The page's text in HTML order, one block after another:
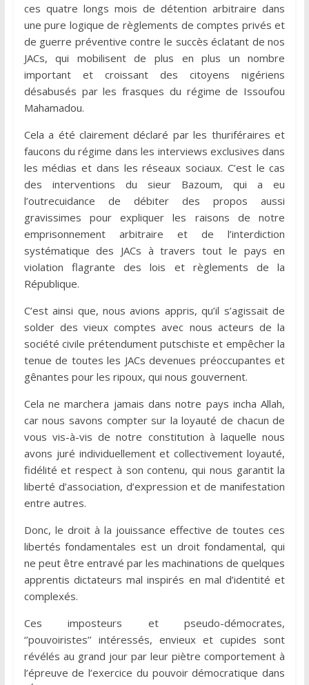
ces quatre longs mois de détention arbitraire dans
une pure logique de règlements de comptes privés et
de guerre préventive contre le succès éclatant de nos
JACs, qui mobilisent de plus en plus un nombre
important et croissant des citoyens nigériens
désabusés par les frasques du régime de Issoufou
Mahamadou.
Cela a été clairement déclaré par les thuriféraires et
faucons du régime dans les interviews exclusives dans
les médias et dans les réseaux sociaux. C’est le cas
des interventions du sieur Bazoum, qui a eu
l’outrecuidance de débiter des propos aussi
gravissimes pour expliquer les raisons de notre
emprisonnement arbitraire et de l’interdiction
systématique des JACs à travers tout le pays en
violation flagrante des lois et règlements de la
République.
C’est ainsi que, nous avions appris, qu’il s’agissait de
solder des vieux comptes avec nous acteurs de la
société civile prétendument putschiste et empêcher la
tenue de toutes les JACs devenues préoccupantes et
gênantes pour les ripoux, qui nous gouvernent.
Cela ne marchera jamais dans notre pays incha Allah,
car nous savons compter sur la loyauté de chacun de
vous vis-à-vis de notre constitution à laquelle nous
avons juré individuellement et collectivement loyauté,
fidélité et respect à son contenu, qui nous garantit la
liberté d’association, d’expression et de manifestation
entre autres.
Donc, le droit à la jouissance effective de toutes ces
libertés fondamentales est un droit fondamental, qui
ne peut être entravé par les machinations de quelques
apprentis dictateurs mal inspirés en mal d’identité et
complexés.
Ces imposteurs et pseudo-démocrates,
‘’pouvoiristes’’ intéressés, envieux et cupides sont
révélés au grand jour par leur piètre comportement à
l’épreuve de l’exercice du pouvoir démocratique dans